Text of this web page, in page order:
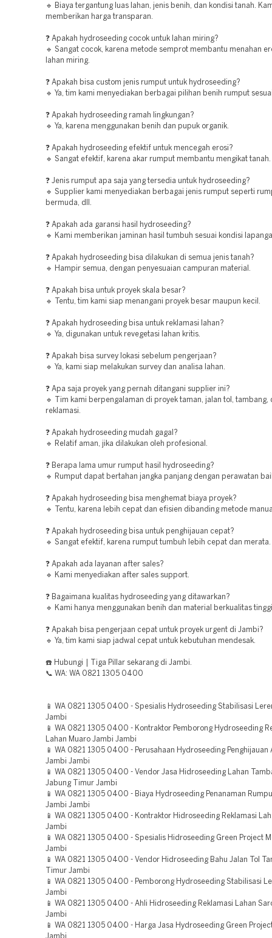
🔹 Biaya tergantung luas lahan, jenis benih, dan kondisi tanah.
memberikan harga transparan.
❓ Apakah hydroseeding cocok untuk lahan miring?
🔹 Sangat cocok, karena metode semprot membantu menahan
lahan miring.
❓ Apakah bisa custom jenis rumput untuk hydroseeding?
🔹 Ya, tim kami menyediakan berbagai pilihan benih rumput
❓ Apakah hydroseeding ramah lingkungan?
🔹 Ya, karena menggunakan benih dan pupuk organik.
❓ Apakah hydroseeding efektif untuk mencegah erosi?
🔹 Sangat efektif, karena akar rumput membantu mengikat tanah.
❓ Jenis rumput apa saja yang tersedia untuk hydroseeding?
🔹 Supplier kami menyediakan berbagai jenis rumput seperti
bermuda, dll.
❓ Apakah ada garansi hasil hydroseeding?
🔹 Kami memberikan jaminan hasil tumbuh sesuai kondisi
❓ Apakah hydroseeding bisa dilakukan di semua jenis tanah?
🔹 Hampir semua, dengan penyesuaian campuran material.
❓ Apakah bisa untuk proyek skala besar?
🔹 Tentu, tim kami siap menangani proyek besar maupun kecil.
❓ Apakah hydroseeding bisa untuk reklamasi lahan?
🔹 Ya, digunakan untuk revegetasi lahan kritis.
❓ Apakah bisa survey lokasi sebelum pengerjaan?
🔹 Ya, kami siap melakukan survey dan analisa lahan.
❓ Apa saja proyek yang pernah ditangani supplier ini?
🔹 Tim kami berpengalaman di proyek taman, jalan tol, tambang,
reklamasi.
❓ Apakah hydroseeding mudah gagal?
🔹 Relatif aman, jika dilakukan oleh profesional.
❓ Berapa lama umur rumput hasil hydroseeding?
🔹 Rumput dapat bertahan jangka panjang dengan perawatan
❓ Apakah hydroseeding bisa menghemat biaya proyek?
🔹 Tentu, karena lebih cepat dan efisien dibanding metode
❓ Apakah hydroseeding bisa untuk penghijauan cepat?
🔹 Sangat efektif, karena rumput tumbuh lebih cepat dan merata.
❓ Apakah ada layanan after sales?
🔹 Kami menyediakan after sales support.
❓ Bagaimana kualitas hydroseeding yang ditawarkan?
🔹 Kami hanya menggunakan benih dan material berkualitas
❓ Apakah bisa pengerjaan cepat untuk proyek urgent di Jambi?
🔹 Ya, tim kami siap jadwal cepat untuk kebutuhan mendesak.
☎️ Hubungi | Tiga Pillar sekarang di Jambi.
📞 WA: WA 0821 1305 0400
📱 WA 0821 1305 0400 - Spesialis Hydroseeding Stabilisasi
Jambi
📱 WA 0821 1305 0400 - Kontraktor Pemborong Hydroseeding
Lahan Muaro Jambi Jambi
📱 WA 0821 1305 0400 - Perusahaan Hydroseeding Penghijauan
Jambi Jambi
📱 WA 0821 1305 0400 - Vendor Jasa Hidroseeding Lahan
Jabung Timur Jambi
📱 WA 0821 1305 0400 - Biaya Hydroseeding Penanaman
Jambi Jambi
📱 WA 0821 1305 0400 - Kontraktor Hidroseeding Reklamasi
Jambi
📱 WA 0821 1305 0400 - Spesialis Hidroseeding Green Project
Jambi
📱 WA 0821 1305 0400 - Vendor Hidroseeding Bahu Jalan Tol
Timur Jambi
📱 WA 0821 1305 0400 - Pemborong Hydroseeding Stabilisasi
Jambi
📱 WA 0821 1305 0400 - Ahli Hidroseeding Reklamasi Lahan
Jambi
📱 WA 0821 1305 0400 - Harga Jasa Hydroseeding Green
Jambi